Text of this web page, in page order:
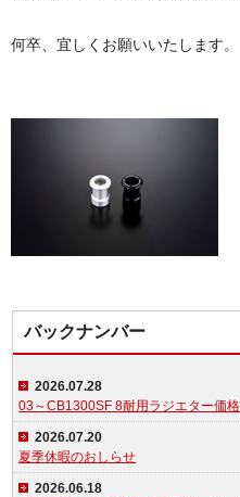
何卒、宜しくお願いいたします。
バックナンバー
2026.07.28
03～CB1300SF 8耐用ラジエター価
2026.07.20
夏季休暇のおしらせ
2026.06.18